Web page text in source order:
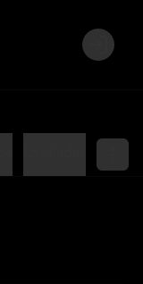
Login